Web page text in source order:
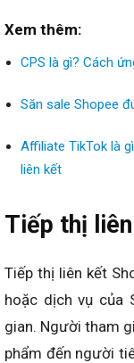
Xem thêm:
CPS là gì? Cách
Săn sale Shopee
Affiliate TikTok là
liên kết
Tiếp thị
Tiếp thị liên kết
hoặc dịch vụ của
gian. Người tham
phẩm đến người